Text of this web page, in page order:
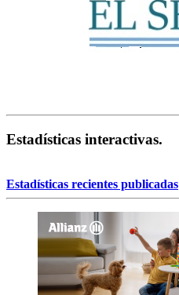
Estadísticas interactivas.
Estadísticas recientes publicadas